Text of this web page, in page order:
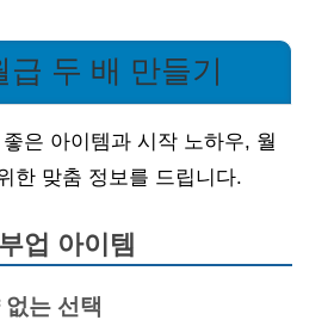
두 배 만들기
은 아이템과 시작 노하우, 월
한 맞춤 정보를 드립니다.
업 아이템
는 선택